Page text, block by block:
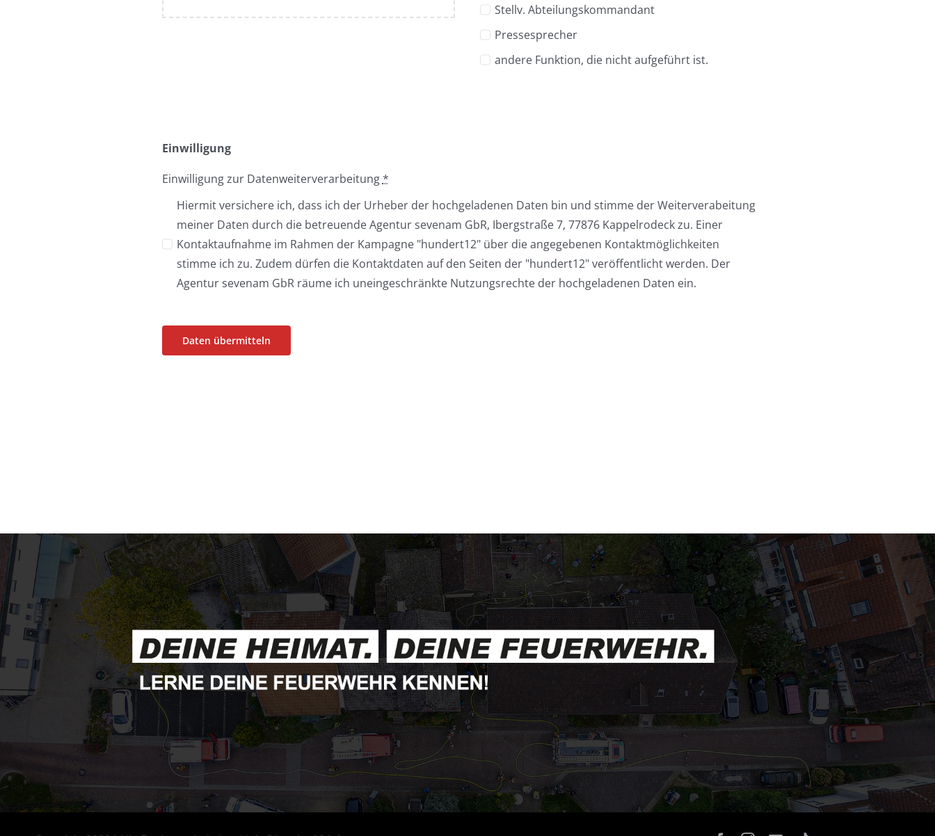
Stellv. Abteilungskommandant
Pressesprecher
andere Funktion, die nicht aufgeführt ist.
Einwilligung
Einwilligung zur Datenweiterverarbeitung*
Hiermit versichere ich, dass ich der Urheber der hochgeladenen Daten bin und stimme der Weiterverabeitung
meiner Daten durch die betreuende Agentur sevenam GbR, Ibergstraße 7, 77876 Kappelrodeck zu. Einer
Kontaktaufnahme im Rahmen der Kampagne "hundert12" über die angegebenen Kontaktmöglichkeiten
stimme ich zu. Zudem dürfen die Kontaktdaten auf den Seiten der "hundert12" veröffentlicht werden. Der
Agentur sevenam GbR räume ich uneingeschränkte Nutzungsrechte der hochgeladenen Daten ein.
Daten übermitteln